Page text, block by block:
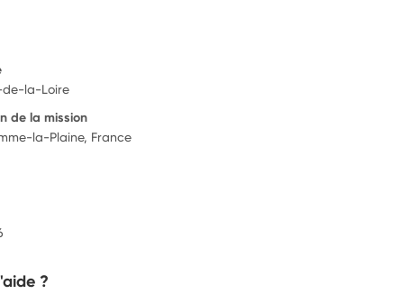
de-la-Loire
de la mission
la-Plaine, France
?